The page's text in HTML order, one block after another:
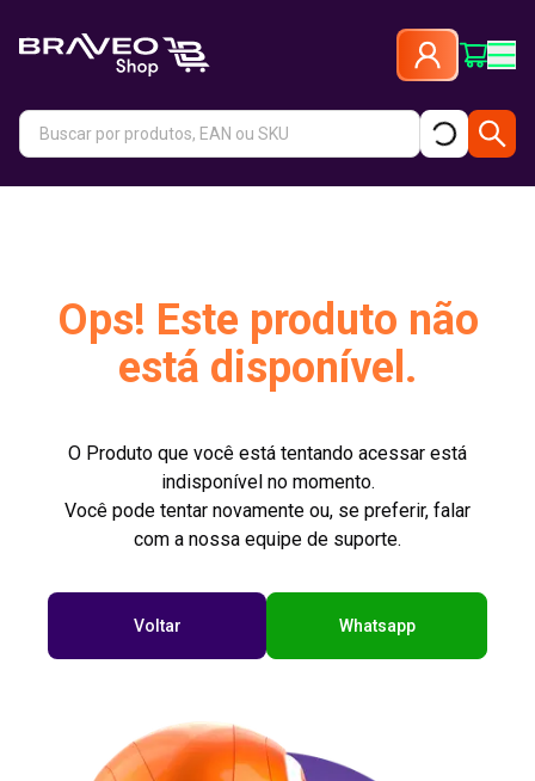
Ops! Este produto não
está disponível.
O Produto que você está tentando acessar está
indisponível no momento.
Você pode tentar novamente ou, se preferir, falar
com a nossa equipe de suporte.
Voltar Whatsapp